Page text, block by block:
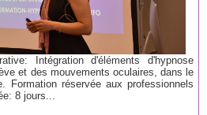
Intégration d'éléments d'hypnose
et des mouvements oculaires, dans le
Formation réservée aux professionnels
8 jours...